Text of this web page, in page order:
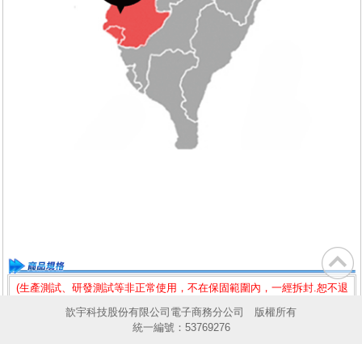
(生產測試、研發測試等非正常使用，不在保固範圍內，一經拆封.恕不退
換)
※實際傳輸速度會因您的系統效能 (EX:硬體、軟體、使用方式...) 而有所
歆宇科技股份有限公司電子商務分公司 版權所有
統一編號：53769276